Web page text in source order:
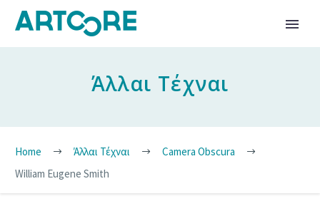
Άλλαι Τέχναι
Home Άλλαι Τέχναι
Camera Obscura
William Eugene Smith